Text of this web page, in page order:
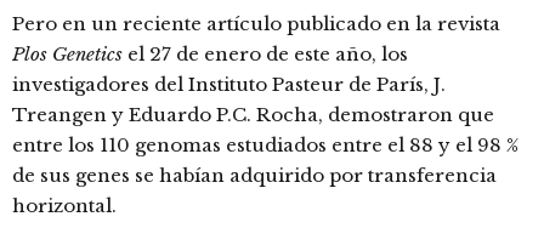
Pero en un reciente artículo publicado en la revista
Plos Genetics el 27 de enero de este año, los
investigadores del Instituto Pasteur de París, J.
Treangen y Eduardo P.C. Rocha, demostraron que
entre los 110 genomas estudiados entre el 88 y el 98 %
de sus genes se habían adquirido por transferencia
horizontal.